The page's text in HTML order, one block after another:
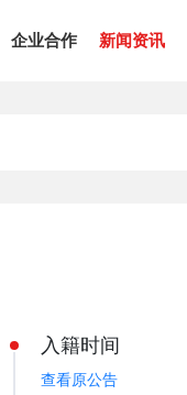
企业合作 新闻资讯
入籍时间
查看原公告